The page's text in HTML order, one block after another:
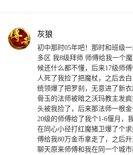
灰狼
初中那时05年吧！那时和班级
多区 我8级拜师 师傅给我一个
候还什么都不懂，后来17级师
人死了我捡了把魔杖，之后去
统领爆了把罗刹，无意进了新
骨玉的法师被暗之沃玛教主发
头被我捡了，后来那法师一根金
20级的师傅给了我个1-6偃月，
在同心小径打红魔猪卫爆了个
傅给我80万金币拿走了，之后
聊天原来师傅和我在同一个城